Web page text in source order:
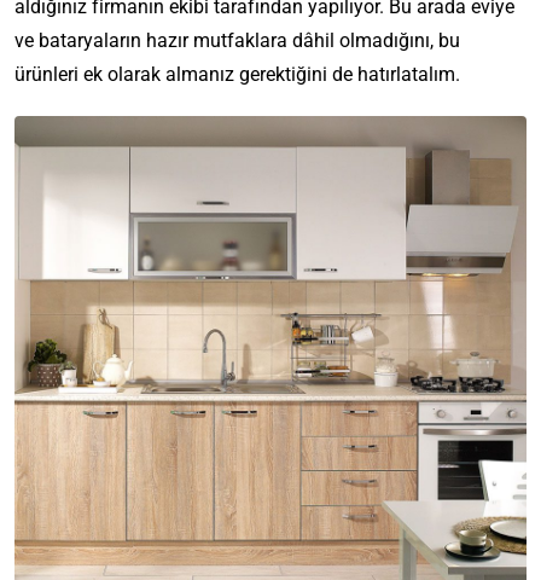
aldığınız firmanın ekibi tarafından yapılıyor. Bu arada eviye
ve bataryaların hazır mutfaklara dâhil olmadığını, bu
ürünleri ek olarak almanız gerektiğini de hatırlatalım.